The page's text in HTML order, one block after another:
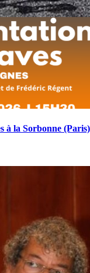
à la Sorbonne